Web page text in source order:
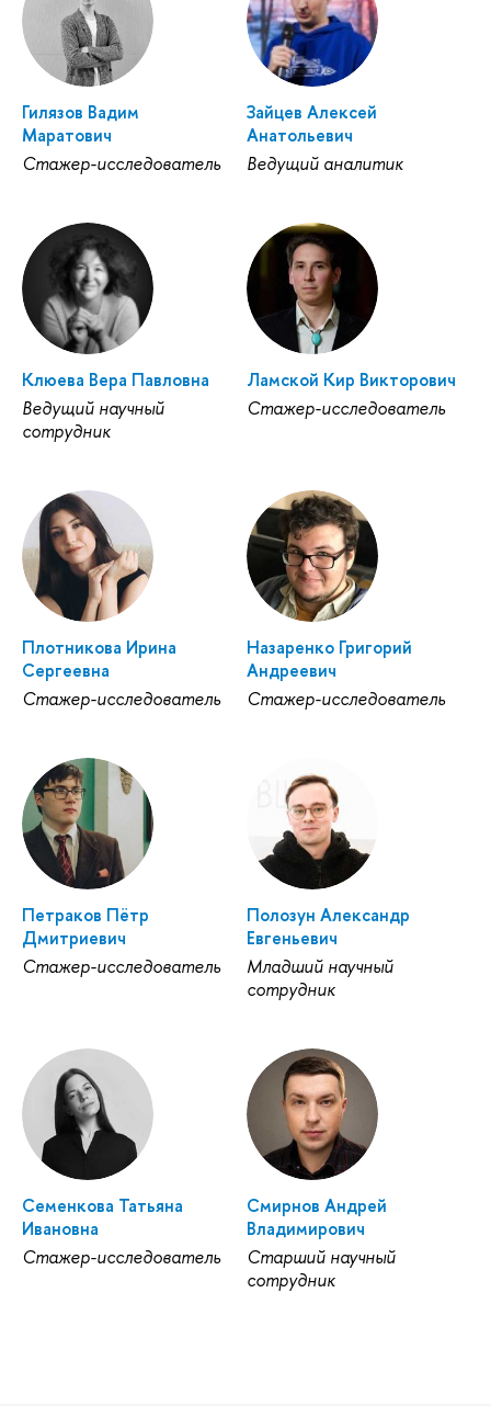
Гилязов Вадим
Маратович
Стажер-исследователь
Зайцев Алексей
Анатольевич
Ведущий аналитик
Клюева Вера Павловна
Ведущий научный
сотрудник
Ламской Кир Викторович
Стажер-исследователь
Плотникова Ирина
Сергеевна
Стажер-исследователь
Назаренко Григорий
Андреевич
Стажер-исследователь
Петраков Пётр
Дмитриевич
Стажер-исследователь
Полозун Александр
Евгеньевич
Младший научный
сотрудник
Семенкова Татьяна
Ивановна
Стажер-исследователь
Смирнов Андрей
Владимирович
Старший научный
сотрудник